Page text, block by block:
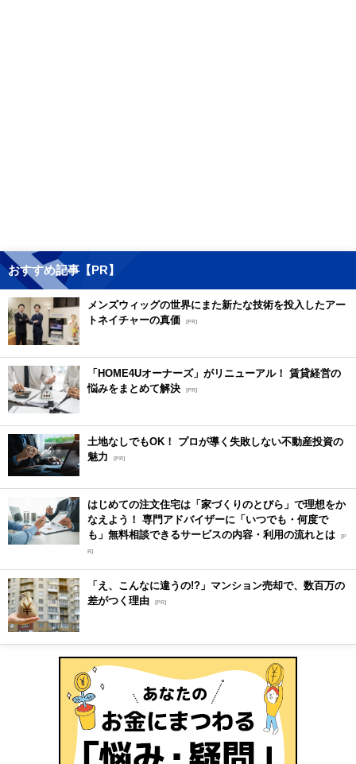
おすすめ記事【PR】
メンズウィッグの世界にまた新たな技術を投入したアー
トネイチャーの真価 [PR]
「HOME4Uオーナーズ」がリニューアル！ 賃貸経営の
悩みをまとめて解決 [PR]
土地なしでもOK！ プロが導く失敗しない不動産投資の
魅力
[PR]
はじめての注文住宅は「家づくりのとびら」で理想をか
なえよう！ 専門アドバイザーに「いつでも・何度で
も」無料相談できるサービスの内容・利用の流れとは [P
R]
「え、こんなに違うの!?」マンション売却で、数百万の
差がつく理由 [PR]